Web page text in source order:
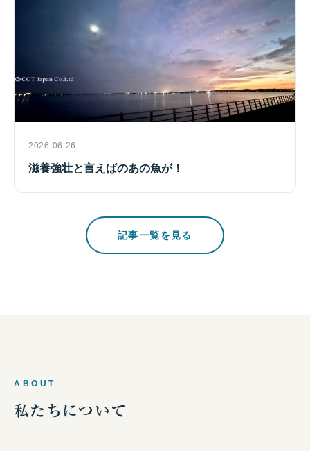
2026.06.26
滋養強壮と言えばのあの魚が！
記事一覧を見る
ABOUT
私たちについて